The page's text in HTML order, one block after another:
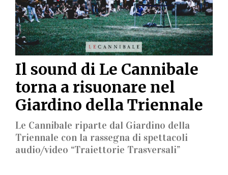
Il sound di Le Cannibale
torna a risuonare nel
Giardino della Triennale
Le Cannibale riparte dal Giardino della
Triennale con la rassegna di spettacoli
audio/video “Traiettorie Trasversali”